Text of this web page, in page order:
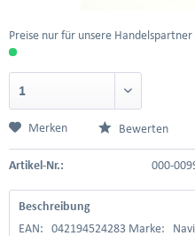
Preise nur für unsere
Merken Bewerten
Artikel-Nr.: 000-
Beschreibung
EAN: 042194524283 Marke: